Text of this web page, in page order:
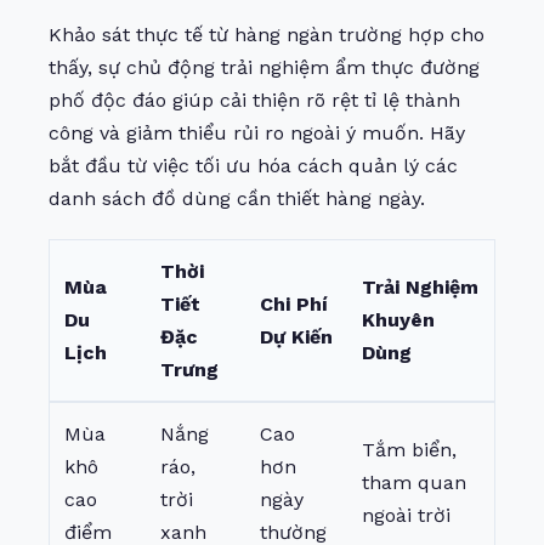
Khảo sát thực tế từ hàng ngàn trường hợp cho
thấy, sự chủ động trải nghiệm ẩm thực đường
phố độc đáo giúp cải thiện rõ rệt tỉ lệ thành
công và giảm thiểu rủi ro ngoài ý muốn. Hãy
bắt đầu từ việc tối ưu hóa cách quản lý các
danh sách đồ dùng cần thiết hàng ngày.
Mùa
Du
Lịch
Thời
Tiết
Đặc
Trưng
Chi Phí
Dự Kiến
Trải Nghiệm
Khuyên
Dùng
Mùa
khô
cao
điểm
Nắng
ráo,
trời
xanh
Cao
hơn
ngày
thường
Tắm biển,
tham quan
ngoài trời